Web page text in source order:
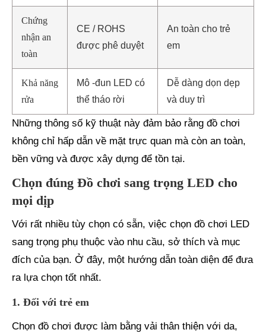
Chứng
nhận an
toàn
CE / ROHS
được phê duyệt
An toàn cho trẻ
em
Khả năng
rửa
Mô -đun LED có
thể tháo rời
Dễ dàng dọn dẹp
và duy trì
Những thông số kỹ thuật này đảm bảo rằng đồ chơi
không chỉ hấp dẫn về mặt trực quan mà còn an toàn,
bền vững và được xây dựng để tồn tại.
Chọn đúng Đồ chơi sang trọng LED cho
mọi dịp
Với rất nhiều tùy chọn có sẵn, việc chọn đồ chơi LED
sang trọng phụ thuộc vào nhu cầu, sở thích và mục
đích của bạn. Ở đây, một hướng dẫn toàn diện để đưa
ra lựa chọn tốt nhất.
1. Đối với trẻ em
Chọn đồ chơi được làm bằng vải thân thiện với da,